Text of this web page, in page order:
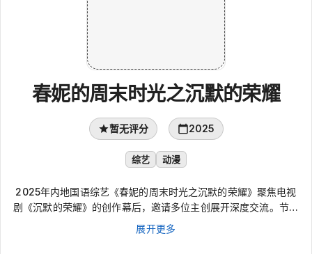
春妮的周末时光之沉默的荣耀
暂无评分 2025
综艺 动漫
2025年内地国语综艺《春妮的周末时光之沉默的荣耀》聚焦电视
剧《沉默的荣耀》的创作幕后，邀请多位主创展开深度交流。节目
从“拒绝爽文”的创作取向谈起，延伸到吴石等隐蔽战线英雄的真实
还原、历史事实与艺术表达的拿捏，以及细节打磨和海峡两岸观众
展开更多